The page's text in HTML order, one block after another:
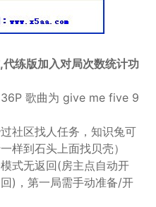
练版加入对局次数统计功
歌曲为 give me five 9
社区找人任务，知识兔可
样到石头上面找贝壳）
式无返回(房主点自动开
)，第一局需手动准备/开